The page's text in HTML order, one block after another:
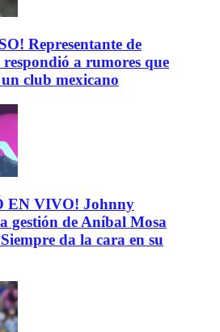
Representante de
a rumores que
club mexicano
EN VIVO! Johnny
gestión de Aníbal Mosa
da la cara en su